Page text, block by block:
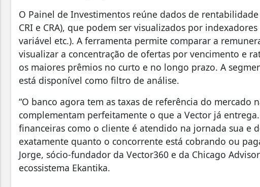
O Painel de Investimentos reúne dados de
CRI e CRA), que podem ser visualizados por
variável etc.). A ferramenta permite comparar a
visualizar a concentração de ofertas por vencimento e
os maiores prêmios no curto e no longo prazo. A
está disponível como filtro de análise.
“O banco agora tem as taxas de referência do mercado
complementam perfeitamente o que a Vector já
financeiras como o cliente é atendido na jornada sua e
exatamente quanto o concorrente está cobrando ou
Jorge, sócio-fundador da Vector360 e da Chicago
ecossistema Ekantika.